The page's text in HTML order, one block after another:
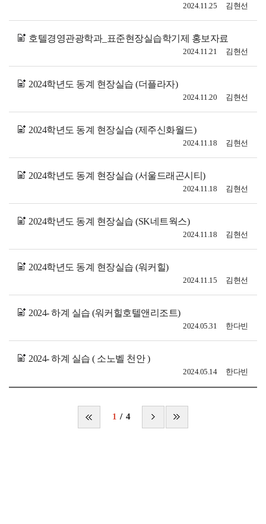
김현선
2024.11.25
호텔경영관광학과_표준현장실습학기제 홍보자료
김현선
2024.11.21
2024학년도 동계 현장실습 (더플라자)
김현선
2024.11.20
2024학년도 동계 현장실습 (제주신화월드)
김현선
2024.11.18
2024학년도 동계 현장실습 (서울드래곤시티)
김현선
2024.11.18
2024학년도 동계 현장실습 (SK네트웍스)
김현선
2024.11.18
2024학년도 동계 현장실습 (워커힐)
김현선
2024.11.15
2024- 하계 실습 (워커힐호텔앤리조트)
한다빈
2024.05.31
2024- 하계 실습 ( 소노벨 천안 )
한다빈
2024.05.14
1 4